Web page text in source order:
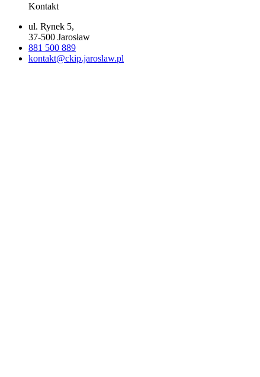
Kontakt
ul. Rynek 5,
37-500 Jarosław
881 500 889
kontakt@ckip.jaroslaw.pl